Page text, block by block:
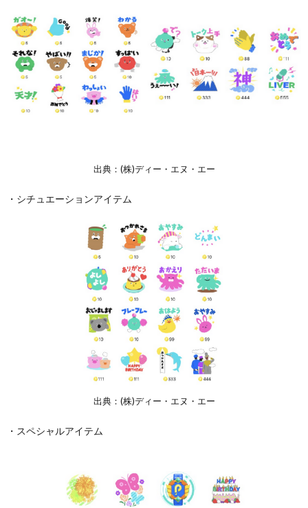
出典：(株)ディー・エヌ・エー
・シチュエーションアイテム
出典：(株)ディー・エヌ・エー
・スペシャルアイテム